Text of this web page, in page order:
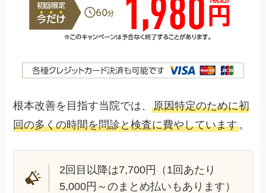
根本改善を目指す当院では、原因特定のために初
回の多くの時間を問診と検査に費やしています。
2回目以降は7,700円（1回あたり
5,000円～のまとめ払いもあります）